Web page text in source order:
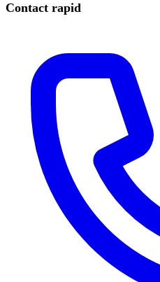
Contact rapid